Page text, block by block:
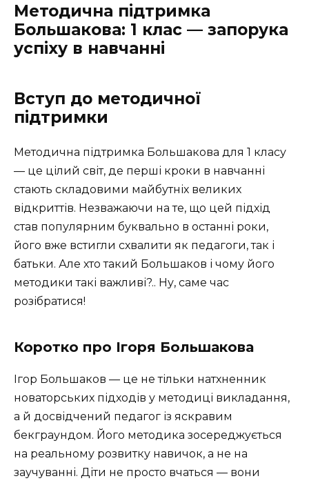
Методична підтримка
Большакова: 1 клас — запорука
успіху в навчанні
Вступ до методичної
підтримки
Методична підтримка Большакова для 1 класу
— це цілий світ, де перші кроки в навчанні
стають складовими майбутніх великих
відкриттів. Незважаючи на те, що цей підхід
став популярним буквально в останні роки,
його вже встигли схвалити як педагоги, так і
батьки. Але хто такий Большаков і чому його
методики такі важливі?.. Ну, саме час
розібратися!
Коротко про Ігоря Большакова
Ігор Большаков — це не тільки натхненник
новаторських підходів у методиці викладання,
а й досвідчений педагог із яскравим
бекграундом. Його методика зосереджується
на реальному розвитку навичок, а не на
заучуванні. Діти не просто вчаться — вони